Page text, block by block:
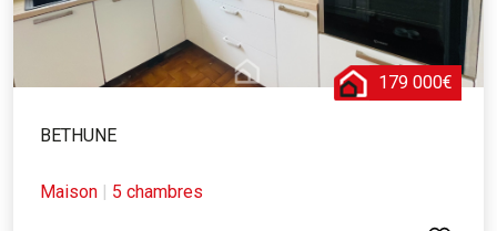
179 000€
BETHUNE
Maison | 5 chambres